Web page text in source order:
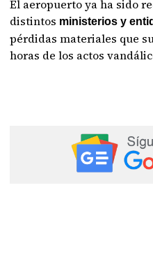
El aeropuerto ya ha sido
distintos ministerios y
pérdidas materiales que
horas de los actos